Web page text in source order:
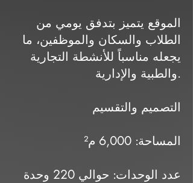
الموقع يتميز بتدفق يومي من
الطلاب والسكان والموظفين، ما
يجعله مناسباً للأنشطة التجارية
والطبية والإدارية.
التصميم والتقسيم
المساحة: 6,000 م²
عدد الوحدات: حوالي 220 وحدة